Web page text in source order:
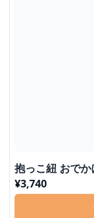
抱っこ紐 おで
¥3,740